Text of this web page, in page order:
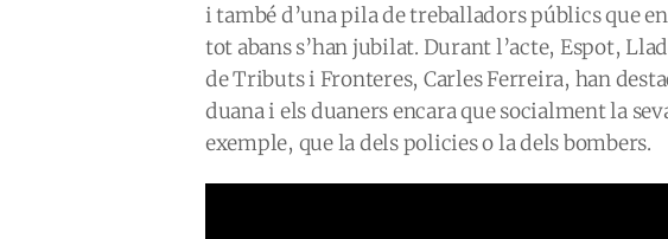
i també d’una pila de treballadors públics que
tot abans s’han jubilat. Durant l’acte, Espot,
de Tributs i Fronteres, Carles Ferreira, han
duana i els duaners encara que socialment la
exemple, que la dels policies o la dels bombers.